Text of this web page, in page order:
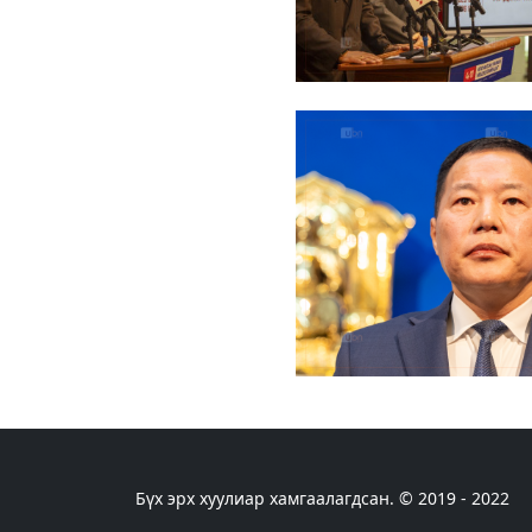
Бүх эрх хуулиар хамгаалагдсан. © 2019 - 2022